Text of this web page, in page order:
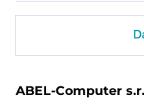
ABEL-Computer